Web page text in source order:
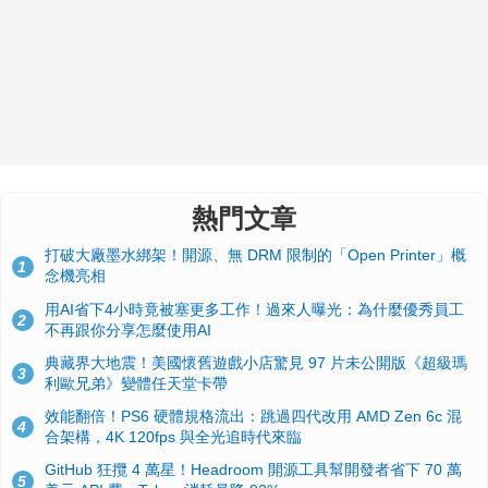
熱門文章
1
打破大廠墨水綁架！開源、無 DRM 限制的「Open Printer」概
念機亮相
2
用AI省下4小時竟被塞更多工作！過來人曝光：為什麼優秀員工
不再跟你分享怎麼使用AI
3
典藏界大地震！美國懷舊遊戲小店驚見 97 片未公開版《超級瑪
利歐兄弟》變體任天堂卡帶
4
效能翻倍！PS6 硬體規格流出：跳過四代改用 AMD Zen 6c 混
合架構，4K 120fps 與全光追時代來臨
5
GitHub 狂攬 4 萬星！Headroom 開源工具幫開發者省下 70 萬